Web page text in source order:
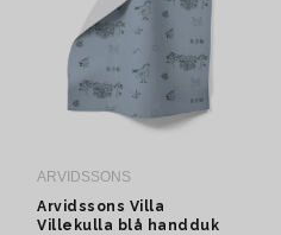
ARVIDSSONS
Arvidssons Villa
Villekulla blå handduk